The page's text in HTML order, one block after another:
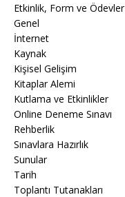
Etkinlik, Form ve Ödevler
Genel
İnternet
Kaynak
Kişisel Gelişim
Kitaplar Alemi
Kutlama ve Etkinlikler
Online Deneme Sınavı
Rehberlik
Sınavlara Hazırlık
Sunular
Tarih
Toplantı Tutanakları